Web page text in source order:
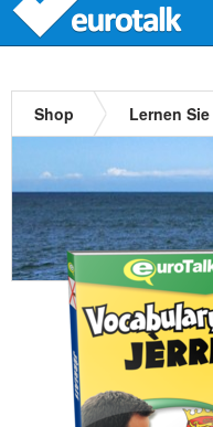
Shop Lernen